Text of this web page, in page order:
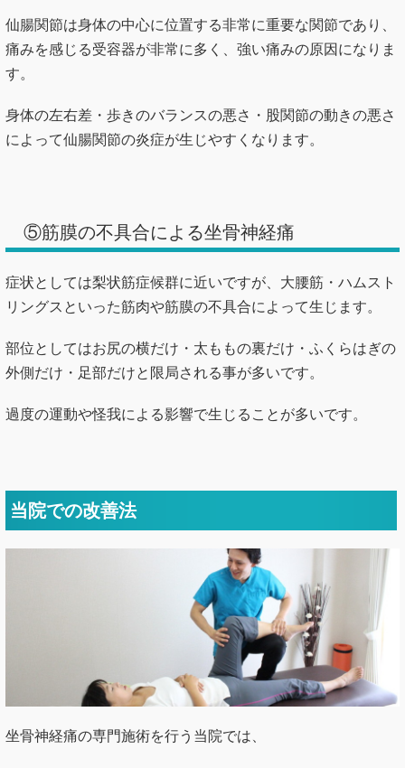
仙腸関節は身体の中心に位置する非常に重要な関節であり、
痛みを感じる受容器が非常に多く、強い痛みの原因になりま
す。
身体の左右差・歩きのバランスの悪さ・股関節の動きの悪さ
によって仙腸関節の炎症が生じやすくなります。
⑤筋膜の不具合による坐骨神経痛
症状としては梨状筋症候群に近いですが、大腰筋・ハムスト
リングスといった筋肉や筋膜の不具合によって生じます。
部位としてはお尻の横だけ・太ももの裏だけ・ふくらはぎの
外側だけ・足部だけと限局される事が多いです。
過度の運動や怪我による影響で生じることが多いです。
当院での改善法
坐骨神経痛の専門施術を行う当院では、